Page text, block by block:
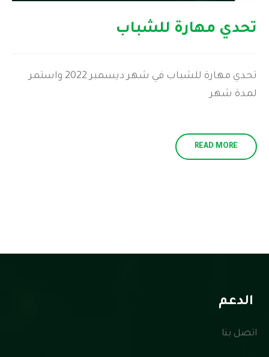
تحدي مهارة للشباب
تحدي مهارة للشباب في شهر ديسمبر 2022 واستمر
لمدة شهر
READ MORE
الدعم
اتصل بنا